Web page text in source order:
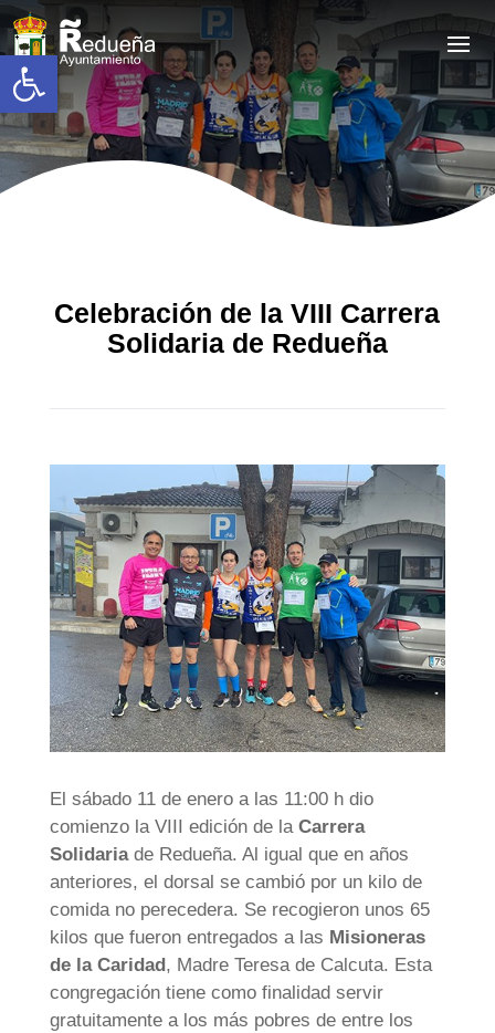
Abrir barra de herramientas
Celebración de la VIII Carrera
Solidaria de Redueña
El sábado 11 de enero a las 11:00 h dio
comienzo la VIII edición de la Carrera
Solidariade Redueña. Al igual que en años
anteriores, el dorsal se cambió por un kilo de
comida no perecedera. Se recogieron unos 65
kilos que fueron entregados a las Misioneras
de la Caridad , Madre Teresa de Calcuta. Esta
congregación tiene como finalidad servir
gratuitamente a los más pobres de entre los